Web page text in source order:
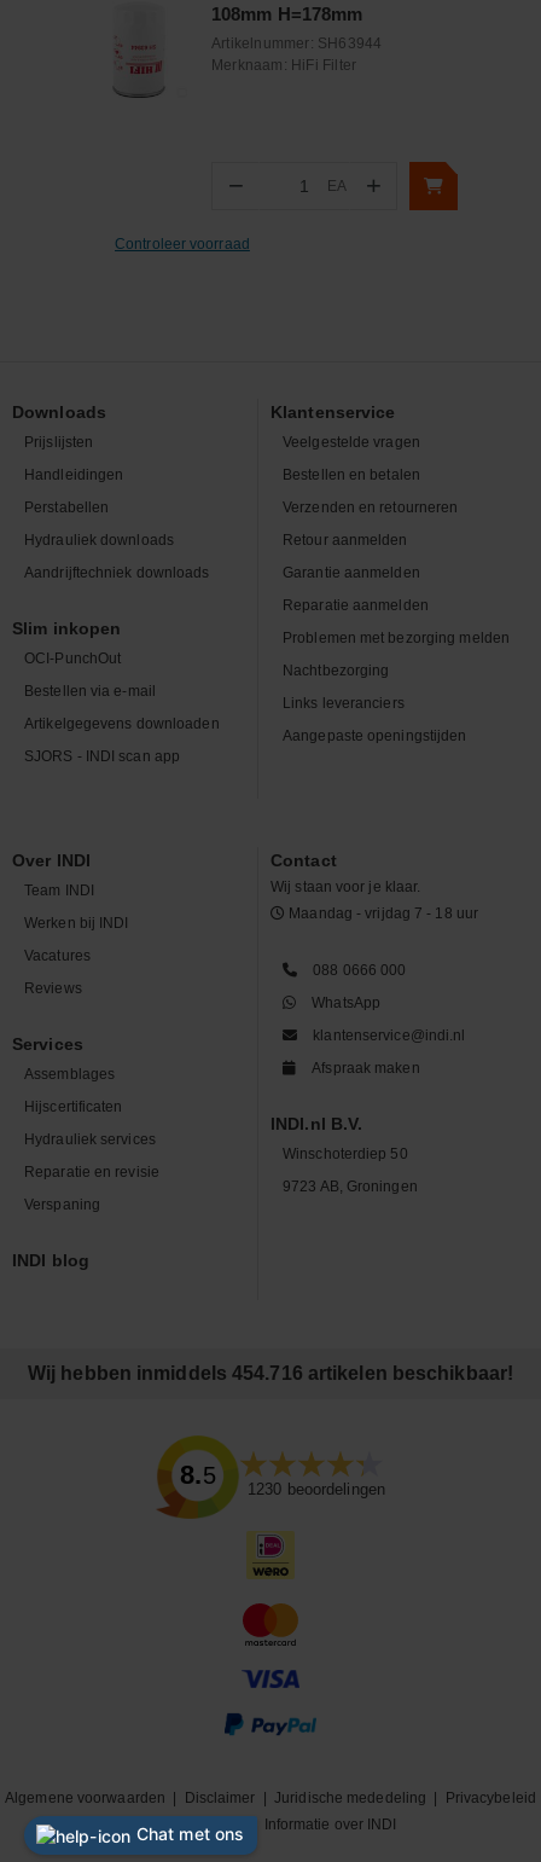
108mm H=178mm
Artikelnummer: SH63944
Merknaam: HiFi Filter
− Aantal
EA +
Controleer voorraad
Downloads
Prijslijsten
Handleidingen
Perstabellen
Hydrauliek downloads
Aandrijftechniek downloads
Slim inkopen
OCI-PunchOut
Bestellen via e-mail
Artikelgegevens downloaden
SJORS - INDI scan app
Klantenservice
Veelgestelde vragen
Bestellen en betalen
Verzenden en retourneren
Retour aanmelden
Garantie aanmelden
Reparatie aanmelden
Problemen met bezorging melden
Nachtbezorging
Links leveranciers
Aangepaste openingstijden
Over INDI
Team INDI
Werken bij INDI
Vacatures
Reviews
Services
Assemblages
Hijscertificaten
Hydrauliek services
Reparatie en revisie
Verspaning
INDI blog
Contact
Wij staan voor je klaar.
Maandag - vrijdag 7 - 18 uur
088 0666 000
WhatsApp
klantenservice@indi.nl
Afspraak maken
INDI.nl B.V.
Winschoterdiep 50
9723 AB, Groningen
Wij hebben inmiddels 454.716 artikelen beschikbaar!
8.5
1230 beoordelingen
Algemene voorwaarden Disclaimer |Juridische mededeling
Privacybeleid
|
Cookiebeleid Informatie over INDI